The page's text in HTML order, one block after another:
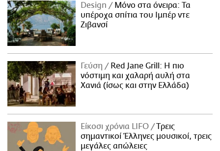
Design
Μόνο στα όνειρα: Τα
υπέροχα σπίτια του Ιμπέρ ντε
Ζιβανσί
Γεύση
Red Jane Grill: Η πιο
νόστιμη και χαλαρή αυλή στα
Χανιά (ίσως και στην Ελλάδα)
Είκοσι χρόνια LIFO
Tρεις
σημαντικοί Έλληνες μουσικοί, τρεις
μεγάλες απώλειες